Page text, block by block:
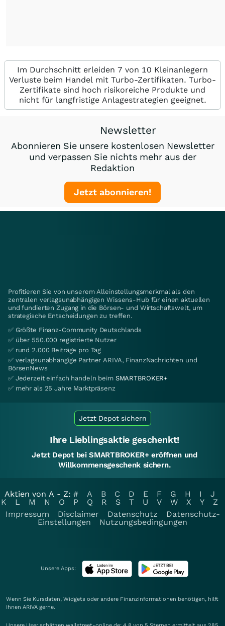
Im Durchschnitt erleiden 7 von 10 Kleinanlegern
Verluste beim Handel mit Turbo-Zertifikaten. Turbo-
Zertifikate sind hoch risikoreiche Produkte und
nicht für langfristige Anlagestrategien geeignet.
Newsletter
Abonnieren Sie unsere kostenlosen Newsletter
und verpassen Sie nichts mehr aus der
Redaktion
Jetzt abonnieren!
Profitieren Sie von unserem Alleinstellungsmerkmal als den
zentralen verlagsunabhängigen Wissens-Hub für einen aktuellen
und fundierten Zugang in die Börsen- und Wirtschaftswelt, um
strategische Entscheidungen zu treffen.
✅ Größte Finanz-Community Deutschlands
✅ über 550.000 registrierte Nutzer
✅ rund 2.000 Beiträge pro Tag
✅ verlagsunabhängige Partner ARIVA, FinanzNachrichten und
BörsenNews
✅ Jederzeit einfach handeln beim SMARTBROKER+
✅ mehr als 25 Jahre Marktpräsenz
Jetzt Depot sichern
Ihre Lieblingsaktie geschenkt!
Jetzt Depot bei SMARTBROKER+ eröffnen und
Willkommensgeschenk sichern.
Aktien von A - Z: # A B C D E F G H I
J
K
L M N O P Q R S T U V W X Y
Z
Impressum
Disclaimer Datenschutz
Datenschutz-
Einstellungen
Nutzungsbedingungen
Unsere Apps:
Wenn Sie Kursdaten, Widgets oder andere Finanzinformationen benötigen, hilft
Ihnen ARIVA gerne.